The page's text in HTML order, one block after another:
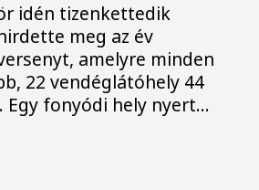
idén tizenkettedik
meg az év
amelyre minden
22 vendéglátóhely 44
fonyódi hely nyert...